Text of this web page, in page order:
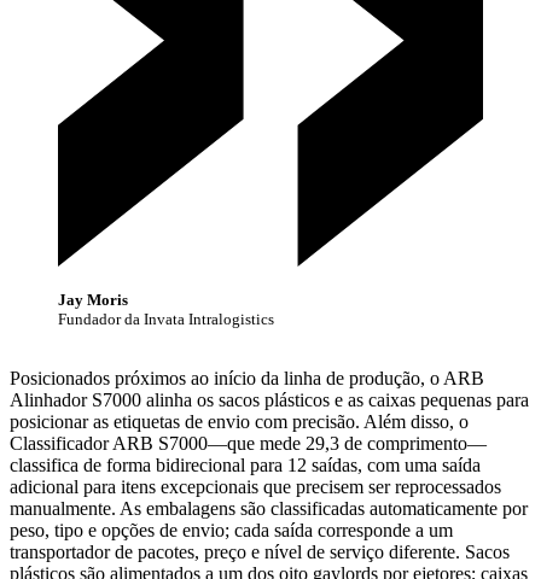
Jay Moris
Fundador da Invata Intralogistics
Posicionados próximos ao início da linha de produção, o ARB
Alinhador S7000 alinha os sacos plásticos e as caixas pequenas para
posicionar as etiquetas de envio com precisão. Além disso, o
Classificador ARB S7000—que mede 29,3 de comprimento—
classifica de forma bidirecional para 12 saídas, com uma saída
adicional para itens excepcionais que precisem ser reprocessados
manualmente. As embalagens são classificadas automaticamente por
peso, tipo e opções de envio; cada saída corresponde a um
transportador de pacotes, preço e nível de serviço diferente. Sacos
plásticos são alimentados a um dos oito gaylords por ejetores; caixas